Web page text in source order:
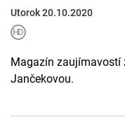
Utorok 20.10.2020
Magazín zaujímavostí
Jančekovou.